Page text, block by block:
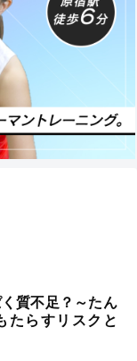
質不足？～たん
たらすリスクと